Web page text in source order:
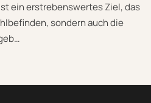
ein erstrebenswertes Ziel, das
sondern auch die